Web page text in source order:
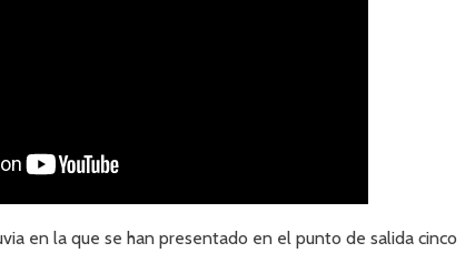
en la que se han presentado en el punto de salida cinco